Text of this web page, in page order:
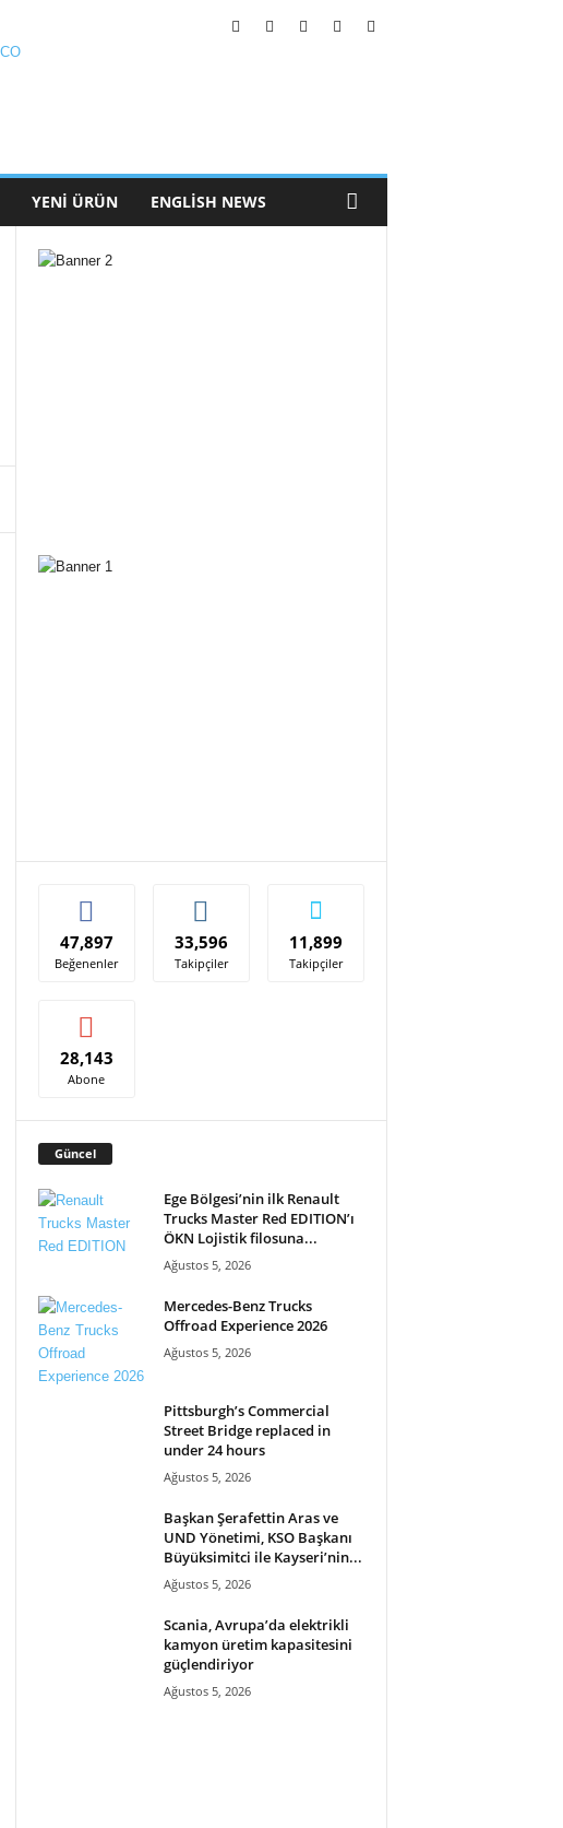
YENI ÜRÜN ENGLISH NEWS
47,897
Beğenenler
33,596
Takipçiler
11,899
Takipçiler
28,143
Abone
Güncel
Ege Bölgesi’nin ilk Renault
Trucks Master Red EDITION’ı
ÖKN Lojistik filosuna...
Ağustos 5, 2026
Mercedes-Benz Trucks
Offroad Experience 2026
Ağustos 5, 2026
Pittsburgh’s Commercial
Street Bridge replaced in
under 24 hours
Ağustos 5, 2026
Başkan Şerafettin Aras ve
UND Yönetimi, KSO Başkanı
Büyüksimitci ile Kayseri’nin...
Ağustos 5, 2026
Scania, Avrupa’da elektrikli
kamyon üretim kapasitesini
güçlendiriyor
Ağustos 5, 2026